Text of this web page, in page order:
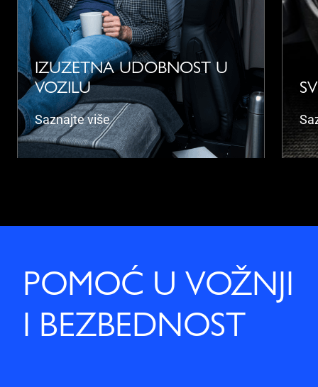
IZUZETNA UDOBNOST U
VOZILU
Saznajte više
POMOĆ U VOŽNJI
I BEZBEDNOST